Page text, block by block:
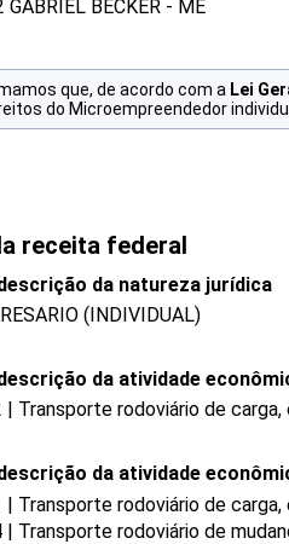
GABRIEL BECKER - ME
que, de acordo com a Lei
do Microempreendedor
receita federal
da natureza jurídica
(INDIVIDUAL)
da atividade
Transporte rodoviário de
da atividade
Transporte rodoviário de
Transporte rodoviário de